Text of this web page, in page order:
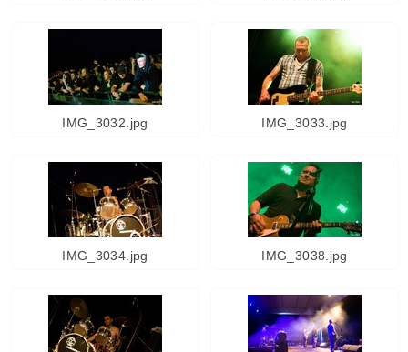
IMG_3032.jpg IMG_3033.jpg
IMG_3034.jpg IMG_3038.jpg